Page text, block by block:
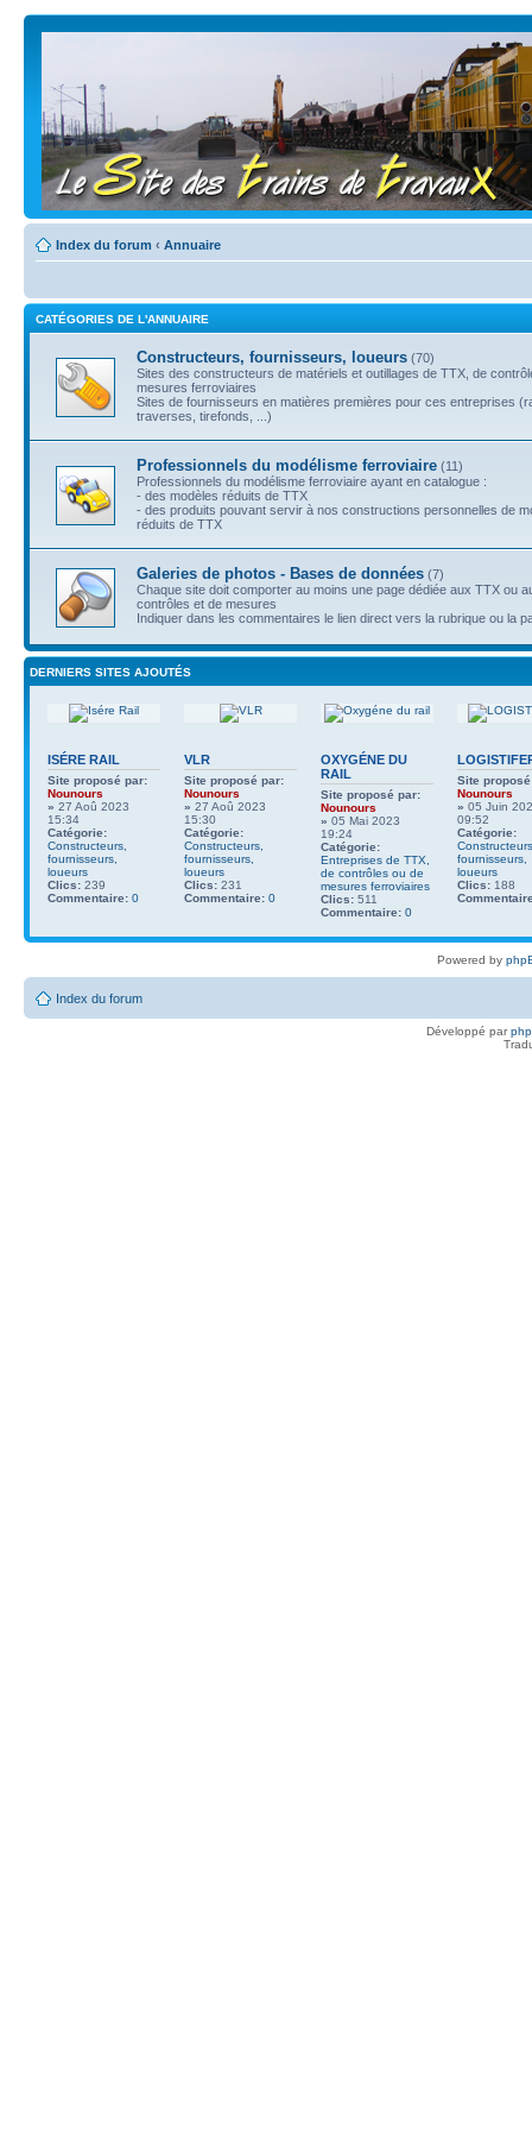
Index du forum ‹ Annuaire
CATÉGORIES DE L'ANNUAIRE
Constructeurs, fournisseurs, loueurs (70)
Sites des constructeurs de matériels et outillages de TTX, de
mesures ferroviaires
Sites de fournisseurs en matières premières pour ces entreprises
traverses, tirefonds, ...)
Professionnels du modélisme ferroviaire (11)
Professionnels du modélisme ferroviaire ayant en catalogue :
- des modèles réduits de TTX
- des produits pouvant servir à nos constructions personnelles de
réduits de TTX
Galeries de photos - Bases de données (7)
Chaque site doit comporter au moins une page dédiée aux TTX ou
contrôles et de mesures
Indiquer dans les commentaires le lien direct vers la rubrique ou la
DERNIERS SITES AJOUTÉS
ISÉRE RAIL
Site proposé par:
Nounours
» 27 Aoû 2023
15:34
Catégorie:
Constructeurs,
fournisseurs,
loueurs
Clics: 239
Commentaire: 0
VLR
Site proposé par:
Nounours
» 27 Aoû 2023
15:30
Catégorie:
Constructeurs,
fournisseurs,
loueurs
Clics: 231
Commentaire: 0
OXYGÉNE DU
RAIL
Site proposé par:
Nounours
» 05 Mai 2023
19:24
Catégorie:
Entreprises de TTX,
de contrôles ou de
mesures ferroviaires
Clics: 511
Commentaire: 0
Site
Nounours
» 05 Juin
09:52
Catégorie:
fournisseurs,
loueurs
Clics: 188
Powered by
Index du forum
Développé par